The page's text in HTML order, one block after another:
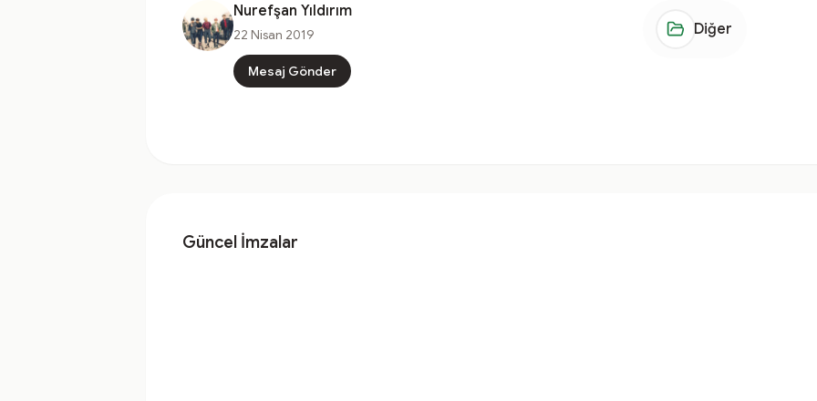
Nurefşan Yıldırım
22 Nisan 2019
Mesaj Gönder
Diğer
Güncel İmzalar